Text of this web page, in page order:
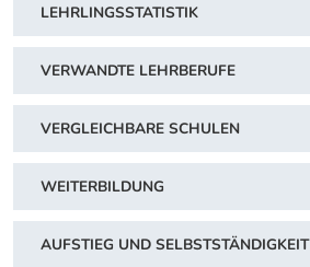
LEHRLINGSSTATISTIK
VERWANDTE LEHRBERUFE
VERGLEICHBARE SCHULEN
WEITERBILDUNG
AUFSTIEG UND SELBSTSTÄNDIGKEIT